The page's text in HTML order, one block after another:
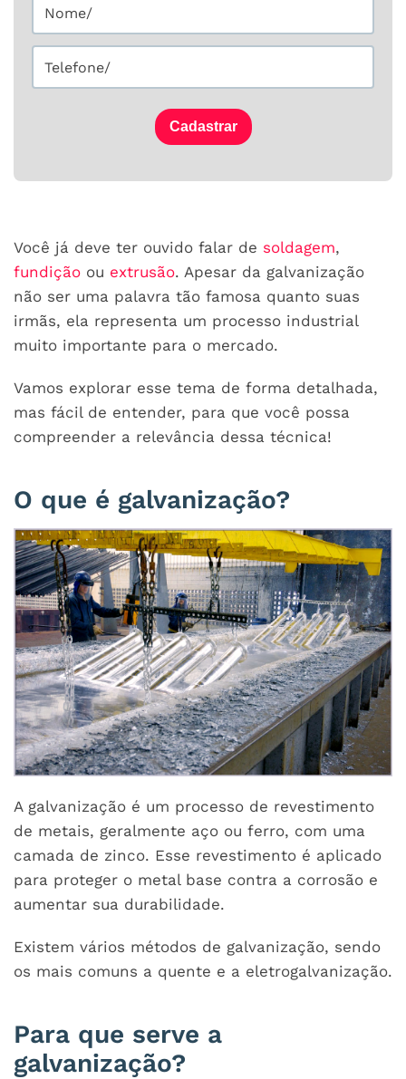
Você já deve ter ouvido falar de soldagem,
fundição ou extrusão. Apesar da galvanização
não ser uma palavra tão famosa quanto suas
irmãs, ela representa um processo industrial
muito importante para o mercado.
Vamos explorar esse tema de forma detalhada,
mas fácil de entender, para que você possa
compreender a relevância dessa técnica!
O que é galvanização?
A galvanização é um processo de revestimento
de metais, geralmente aço ou ferro, com uma
camada de zinco. Esse revestimento é aplicado
para proteger o metal base contra a corrosão e
aumentar sua durabilidade.
Existem vários métodos de galvanização, sendo
os mais comuns a quente e a eletrogalvanização.
Para que serve a
galvanização?
Cadastrar